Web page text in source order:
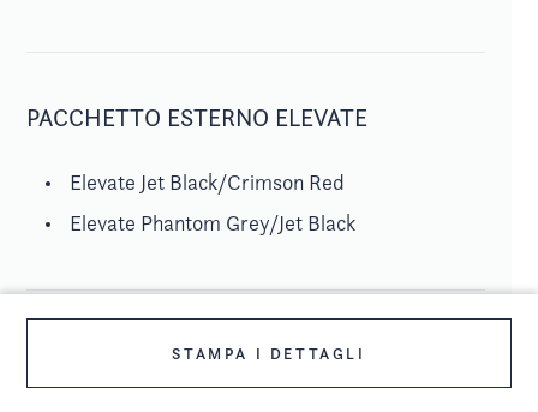
PACCHETTO ESTERNO ELEVATE
Elevate Jet Black/Crimson Red
Elevate Phantom Grey/Jet Black
STAMPA I DETTAGLI